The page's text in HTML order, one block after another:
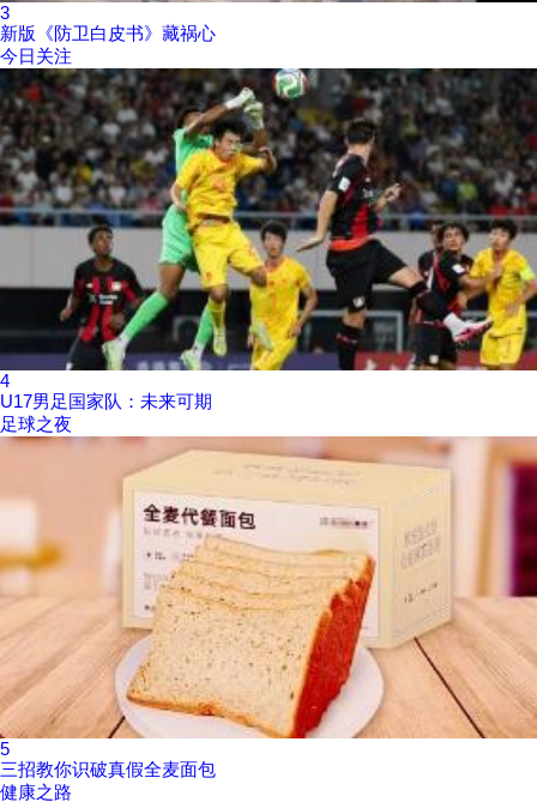
3
新版《防卫白皮书》藏祸心
今日关注
4
U17男足国家队：未来可期
足球之夜
5
三招教你识破真假全麦面包
健康之路